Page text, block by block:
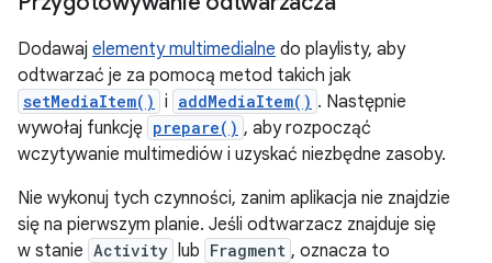
Dodawaj elementy multimedialne do playlisty, aby
odtwarzać je za pomocą metod takich jak
setMediaItem() i addMediaItem() . Następnie
wywołaj funkcję prepare() , aby rozpocząć
wczytywanie multimediów i uzyskać niezbędne zasoby.
Nie wykonuj tych czynności, zanim aplikacja nie znajdzie
się na pierwszym planie. Jeśli odtwarzacz znajduje się
w stanie Activity lub Fragment , oznacza to